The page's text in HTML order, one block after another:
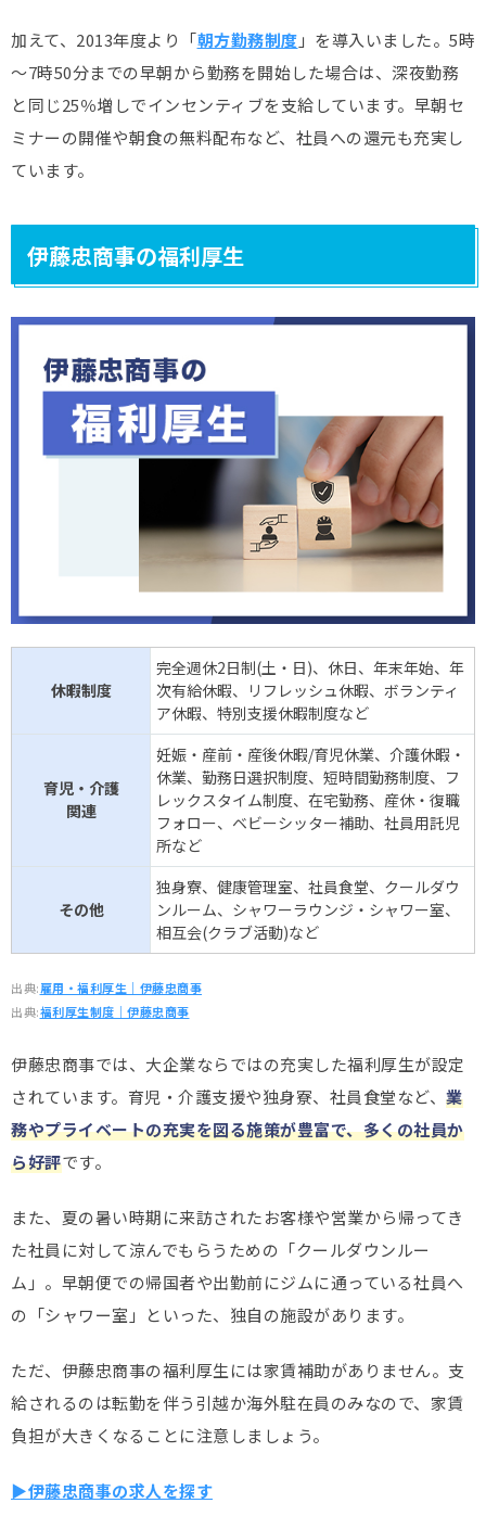
加えて、2013年度より「朝方勤務制度 」を導入いました。5時
～7時50分までの早朝から勤務を開始した場合は、深夜勤務
と同じ25％増しでインセンティブを支給しています。早朝セ
ミナーの開催や朝食の無料配布など、社員への還元も充実し
ています。
伊藤忠商事の福利厚生
休暇制度
完全週休2日制(土・日)、休日、年末年始、年
次有給休暇、リフレッシュ休暇、ボランティ
ア休暇、特別支援休暇制度など
育児・介護
関連
妊娠・産前・産後休暇/育児休業、介護休暇・
休業、勤務日選択制度、短時間勤務制度、フ
レックスタイム制度、在宅勤務、産休・復職
フォロー、ベビーシッター補助、社員用託児
所など
その他
独身寮、健康管理室、社員食堂、クールダウ
ンルーム、シャワーラウンジ・シャワー室、
相互会(クラブ活動)など
出典:雇用・福利厚生｜伊藤忠商事
出典:福利厚生制度｜伊藤忠商事
伊藤忠商事では、大企業ならではの充実した福利厚生が設定
されています。育児・介護支援や独身寮、社員食堂など、 業
務やプライベートの充実を図る施策が豊富で、多くの社員か
ら好評です。
また、夏の暑い時期に来訪されたお客様や営業から帰ってき
た社員に対して涼んでもらうための「クールダウンルー
ム」。早朝便での帰国者や出勤前にジムに通っている社員へ
の「シャワー室」といった、独自の施設があります。
ただ、伊藤忠商事の福利厚生には家賃補助がありません。支
給されるのは転勤を伴う引越か海外駐在員のみなので、家賃
負担が大きくなることに注意しましょう。
▶伊藤忠商事の求人を探す